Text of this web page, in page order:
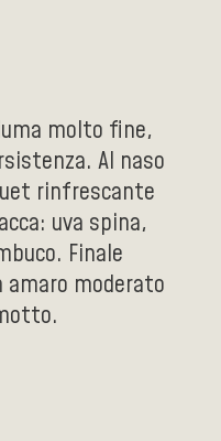
molto fine,
Al naso
rinfrescante
uva spina,
Finale
moderato